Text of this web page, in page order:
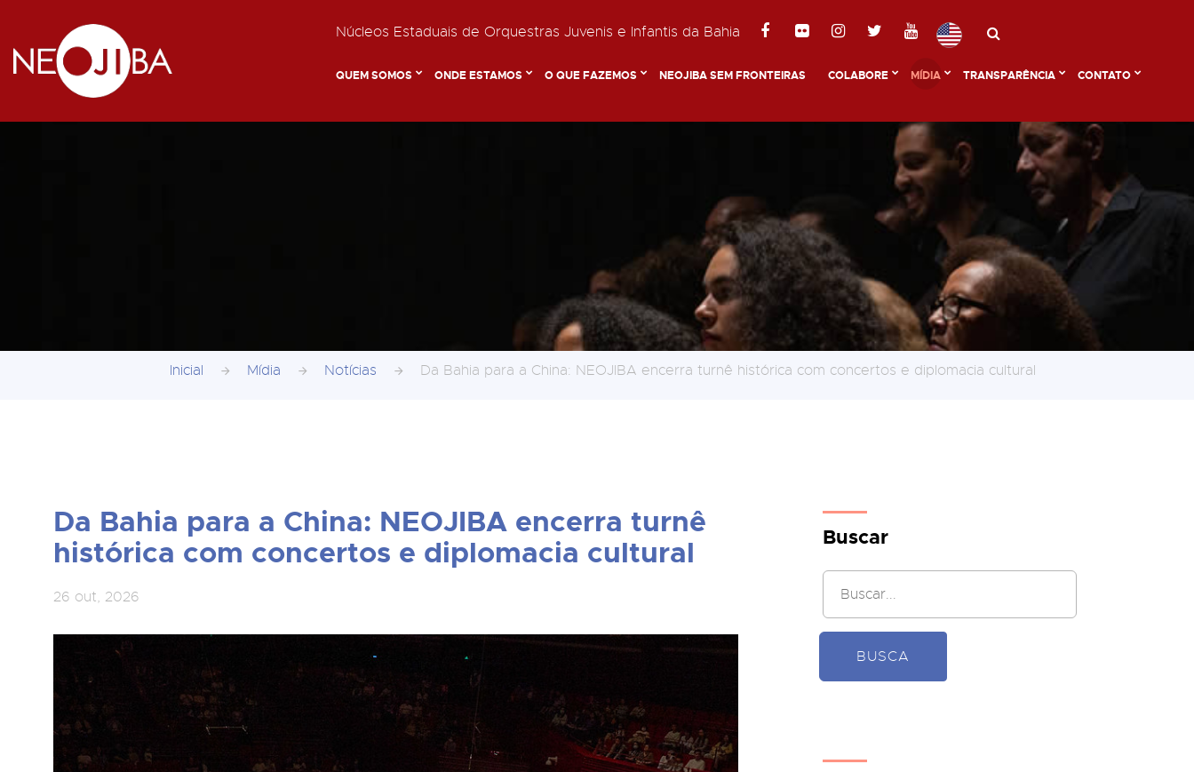
Núcleos Estaduais de Orquestras Juvenis e Infantis da Bahia
QUEM SOMOS ONDE ESTAMOS O QUE FAZEMOS NEOJIBA SEM FRONTEIRAS COLABORE MÍDIA TRANSPARÊNCIA CONTATO
Inicial Mídia Notícias Da Bahia para a China: NEOJIBA encerra turnê histórica com concertos e diplomacia cultural
Da Bahia para a China: NEOJIBA encerra turnê
histórica com concertos e diplomacia cultural
26 out, 2026
Buscar
BUSCA